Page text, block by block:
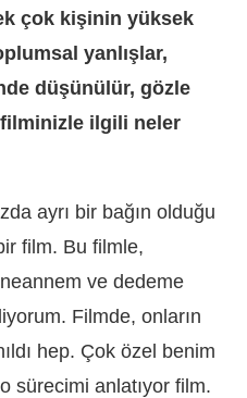
çok kişinin yüksek
yanlışlar,
düşünülür, gözle
ilgili neler
ayrı bir bağın olduğu
film. Bu filmle,
ve dedeme
Filmde, onların
hep. Çok özel benim
sürecimi anlatıyor film.